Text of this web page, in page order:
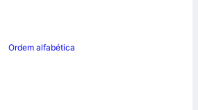
Ordem alfabética